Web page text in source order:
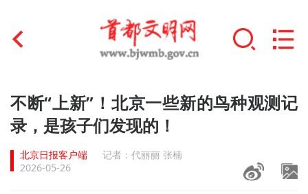
首页
文明创建
文明实践
不断“上新”！北京一些新的鸟种观测记
录，是孩子们发现的！
北京日报客户端
记者：代丽丽 张楠
2026-05-26